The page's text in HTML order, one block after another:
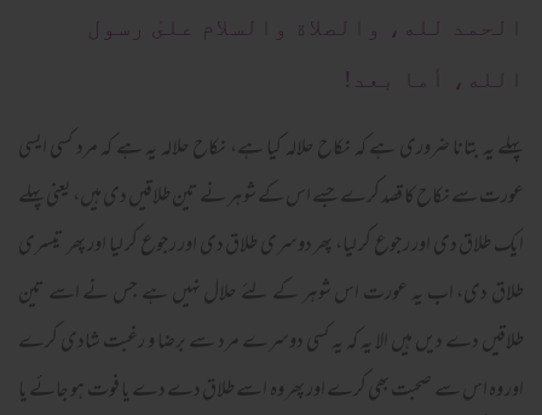
الحمد لله، والصلاة والسلام علىٰ رسول
الله، أما بعد!
پہلے یہ بتانا ضروری ہے کہ نکاح حلالہ کیا ہے، نکاح حلالہ یہ ہے کہ مرد کسی ایسی
عورت سے نکاح کا قصد کرے جسے اس کے شوہر نے تین طلاقیں دی ہیں، یعنی پہلے
ایک طلاق دی اور رجوع کر لیا، پھر دوسری طلاق دی اور رجوع کر لیا اور پھر تیسری
طلاق دی، اب یہ عورت اس شوہر کے لئے حلال نہیں ہے جس نے اسے تین
طلاقیں دے دیں ہیں الا یہ کہ یہ کسی دوسرے مرد سے برضا و رغبت شادی کرے
اور وہ اس سے صحبت بھی کرے اور پھر وہ اسے طلاق دے دے یا فوت ہو جائے یا